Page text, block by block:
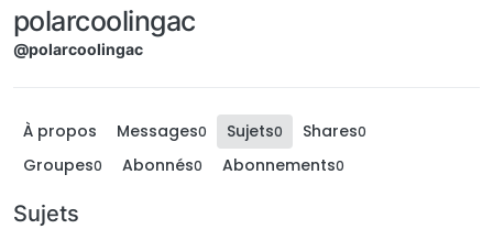
polarcoolingac
@polarcoolingac
À propos Messages0 Sujets0 Shares0
Groupes0 Abonnés0 Abonnements0
Sujets